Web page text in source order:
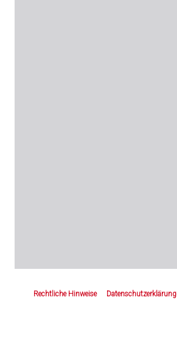
Rechtliche Hinweise Datenschutzerklärung